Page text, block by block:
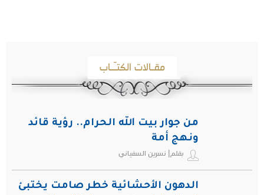
مقـالات الكتـّـاب
من جوار بيت الله الحرام.. رؤية قائد
ونهج أمة
بقلم| نسرين السفياني
الدهون الأحشائية خطر صامت يختبئ